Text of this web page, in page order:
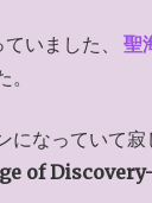
いました、 聖
になっていて
of Discovery-